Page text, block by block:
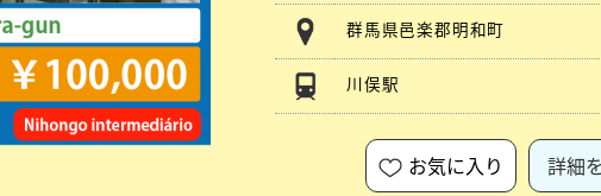
群馬県邑楽郡明和町
川俣駅
お気に入り 詳細